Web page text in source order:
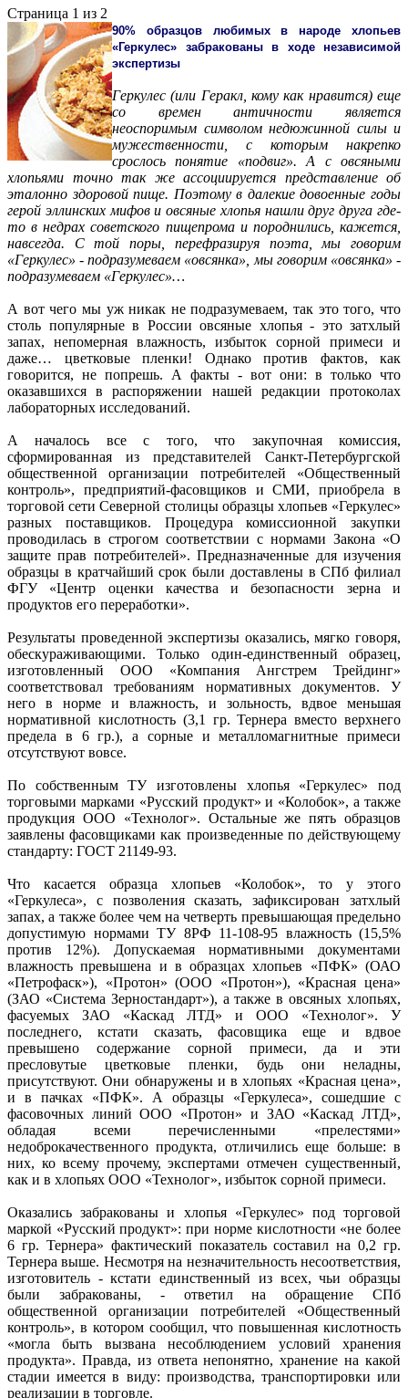
Страница 1 из 2
90% образцов любимых в народе хлопьев
«Геркулес» забракованы в ходе независимой
экспертизы
Геркулес (или Геракл, кому как нравится) еще
со времен античности является
неоспоримым символом недюжинной силы и
мужественности, с которым накрепко
срослось понятие «подвиг». А с овсяными
хлопьями точно так же ассоциируется представление об
эталонно здоровой пище. Поэтому в далекие довоенные годы
герой эллинских мифов и овсяные хлопья нашли друг друга где-
то в недрах советского пищепрома и породнились, кажется,
навсегда. С той поры, перефразируя поэта, мы говорим
«Геркулес» - подразумеваем «овсянка», мы говорим «овсянка» -
подразумеваем «Геркулес»…
А вот чего мы уж никак не подразумеваем, так это того, что
столь популярные в России овсяные хлопья - это затхлый
запах, непомерная влажность, избыток сорной примеси и
даже… цветковые пленки! Однако против фактов, как
говорится, не попрешь. А факты - вот они: в только что
оказавшихся в распоряжении нашей редакции протоколах
лабораторных исследований.
А началось все с того, что закупочная комиссия,
сформированная из представителей Санкт-Петербургской
общественной организации потребителей «Общественный
контроль», предприятий-фасовщиков и СМИ, приобрела в
торговой сети Северной столицы образцы хлопьев «Геркулес»
разных поставщиков. Процедура комиссионной закупки
проводилась в строгом соответствии с нормами Закона «О
защите прав потребителей». Предназначенные для изучения
образцы в кратчайший срок были доставлены в СПб филиал
ФГУ «Центр оценки качества и безопасности зерна и
продуктов его переработки».
Результаты проведенной экспертизы оказались, мягко говоря,
обескураживающими. Только один-единственный образец,
изготовленный ООО «Компания Ангстрем Трейдинг»
соответствовал требованиям нормативных документов. У
него в норме и влажность, и зольность, вдвое меньшая
нормативной кислотность (3,1 гр. Тернера вместо верхнего
предела в 6 гр.), а сорные и металломагнитные примеси
отсутствуют вовсе.
По собственным ТУ изготовлены хлопья «Геркулес» под
торговыми марками «Русский продукт» и «Колобок», а также
продукция ООО «Технолог». Остальные же пять образцов
заявлены фасовщиками как произведенные по действующему
стандарту: ГОСТ 21149-93.
Что касается образца хлопьев «Колобок», то у этого
«Геркулеса», с позволения сказать, зафиксирован затхлый
запах, а также более чем на четверть превышающая предельно
допустимую нормами ТУ 8РФ 11-108-95 влажность (15,5%
против 12%). Допускаемая нормативными документами
влажность превышена и в образцах хлопьев «ПФК» (ОАО
«Петрофаск»), «Протон» (ООО «Протон»), «Красная цена»
(ЗАО «Система Зерностандарт»), а также в овсяных хлопьях,
фасуемых ЗАО «Каскад ЛТД» и ООО «Технолог». У
последнего, кстати сказать, фасовщика еще и вдвое
превышено содержание сорной примеси, да и эти
пресловутые цветковые пленки, будь они неладны,
присутствуют. Они обнаружены и в хлопьях «Красная цена»,
и в пачках «ПФК». А образцы «Геркулеса», сошедшие с
фасовочных линий ООО «Протон» и ЗАО «Каскад ЛТД»,
обладая всеми перечисленными «прелестями»
недоброкачественного продукта, отличились еще больше: в
них, ко всему прочему, экспертами отмечен существенный,
как и в хлопьях ООО «Технолог», избыток сорной примеси.
Оказались забракованы и хлопья «Геркулес» под торговой
маркой «Русский продукт»: при норме кислотности «не более
6 гр. Тернера» фактический показатель составил на 0,2 гр.
Тернера выше. Несмотря на незначительность несоответствия,
изготовитель - кстати единственный из всех, чьи образцы
были забракованы, - ответил на обращение СПб
общественной организации потребителей «Общественный
контроль», в котором сообщил, что повышенная кислотность
«могла быть вызвана несоблюдением условий хранения
продукта». Правда, из ответа непонятно, хранение на какой
стадии имеется в виду: производства, транспортировки или
реализации в торговле.